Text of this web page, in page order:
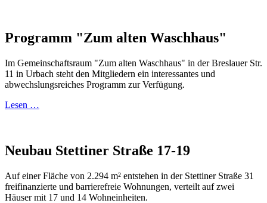
Programm "Zum alten Waschhaus"
Im Gemeinschaftsraum "Zum alten Waschhaus" in der Breslauer Str.
11 in Urbach steht den Mitgliedern ein interessantes und
abwechslungsreiches Programm zur Verfügung.
Lesen …
Neubau Stettiner Straße 17-19
Auf einer Fläche von 2.294 m² entstehen in der Stettiner Straße 31
freifinanzierte und barrierefreie Wohnungen, verteilt auf zwei
Häuser mit 17 und 14 Wohneinheiten.